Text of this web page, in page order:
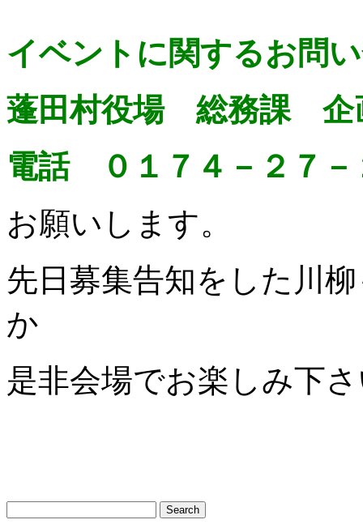
イベントに関するお問
蓬田村役場 総務課 企
電話 ０１７４－２７－
お願いします。
先日募集告知をした川
か
是非会場でお楽しみ下